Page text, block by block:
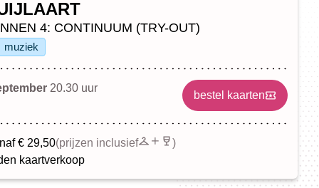
4: CONTINUUM (TRY-OUT)
muziek
20.30 uur
bestel kaarten
€ 29,50(prijzen inclusief
)
kaartverkoop